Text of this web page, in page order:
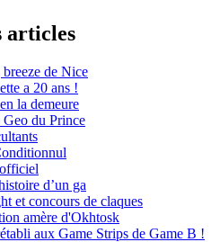
articles
breeze de Nice
a 20 ans !
la demeure
du Prince
d’un ga
et concours de claques
amère d'Okhtosk
aux Game Strips de Game B !